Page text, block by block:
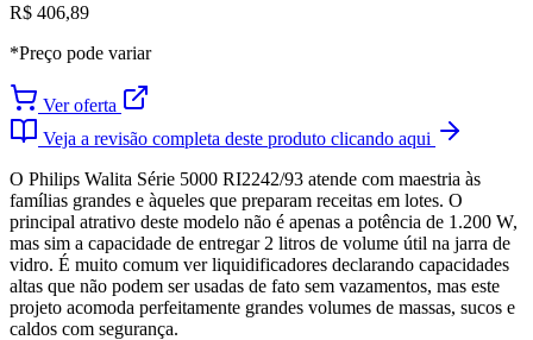
R$ 406,89
*Preço pode variar
Ver oferta
Veja a revisão completa deste produto clicando aqui
O Philips Walita Série 5000 RI2242/93 atende com maestria às
famílias grandes e àqueles que preparam receitas em lotes. O
principal atrativo deste modelo não é apenas a potência de 1.200 W,
mas sim a capacidade de entregar 2 litros de volume útil na jarra de
vidro. É muito comum ver liquidificadores declarando capacidades
altas que não podem ser usadas de fato sem vazamentos, mas este
projeto acomoda perfeitamente grandes volumes de massas, sucos e
caldos com segurança.